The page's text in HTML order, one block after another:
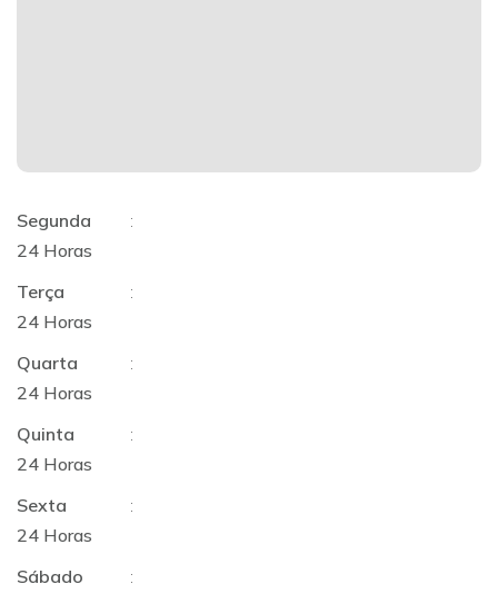
Segunda
:
24 Horas
Terça
:
24 Horas
Quarta
:
24 Horas
Quinta
:
24 Horas
Sexta
:
24 Horas
Sábado
: